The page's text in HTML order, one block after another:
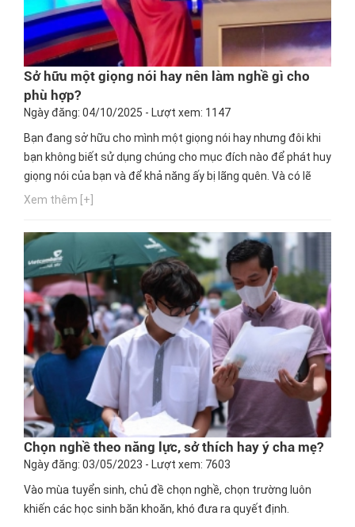
Sở hữu một giọng nói hay nên làm nghề gì cho
phù hợp?
Ngày đăng: 04/10/2025 - Lượt xem: 1147
Bạn đang sở hữu cho mình một giọng nói hay nhưng đôi khi
bạn không biết sử dụng chúng cho mục đích nào để phát huy
giọng nói của bạn và để khả năng ấy bị lãng quên. Và có lẽ
bạn đang thắc mắc với một giọng nói hay nên làm ngành
nghiệp GPO cập nhật thông tin này nhé!
Xem thêm [+]
Chọn nghề theo năng lực, sở thích hay ý cha mẹ?
Ngày đăng: 03/05/2023 - Lượt xem: 7603
Vào mùa tuyển sinh, chủ đề chọn nghề, chọn trường luôn
khiến các học sinh băn khoăn, khó đưa ra quyết định.